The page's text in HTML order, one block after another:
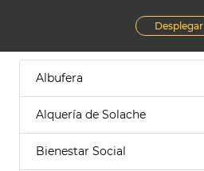
Desplegar
Albufera
Alquería de Solache
Bienestar Social